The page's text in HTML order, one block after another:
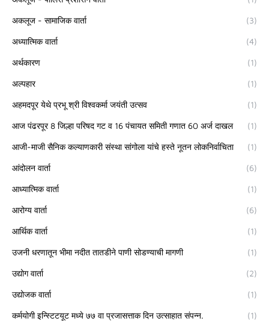
अकलूज - सामाजिक वार्ता (3)
अध्यात्मिक वार्ता (4)
अर्थकारण (1)
अल्पहार (1)
अहमदपूर येथे प्रभू श्री विश्वकर्मा जयंती उत्सव (1)
आज पंढरपूर 8 जिल्हा परिषद गट व 16 पंचायत समिती गणात 60 अर्ज दाखल (1)
आजी-माजी सैनिक कल्याणकारी संस्था सांगोला यांचे हस्ते नूतन लोकनिर्वाचिता (1)
आंदोलन वार्ता (6)
आध्यात्मिक वार्ता (1)
आरोग्य वार्ता (6)
आर्थिक वार्ता (1)
उजनी धरणातून भीमा नदीत तातडीने पाणी सोडण्याची मागणी (1)
उद्योग वार्ता (2)
उद्योजक वार्ता (1)
कर्मयोगी इन्स्टिटयूट मध्ये ७७ वा प्रजासत्ताक दिन उत्साहात संपन्न. (1)